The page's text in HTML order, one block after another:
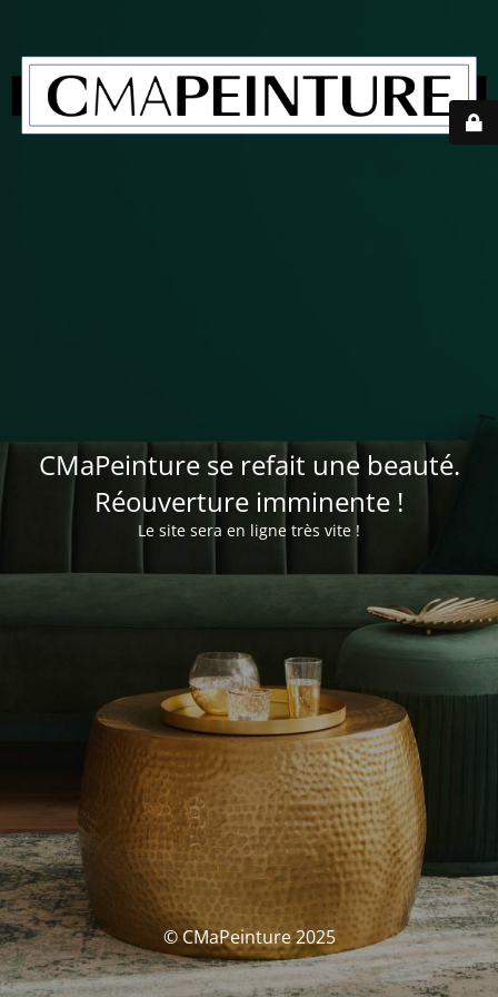
CMaPeinture se refait une beauté.
Réouverture imminente !
Le site sera en ligne très vite !
© CMaPeinture 2025